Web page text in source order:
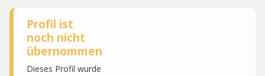
Profil ist
noch nicht
übernommen
Dieses Profil wurde